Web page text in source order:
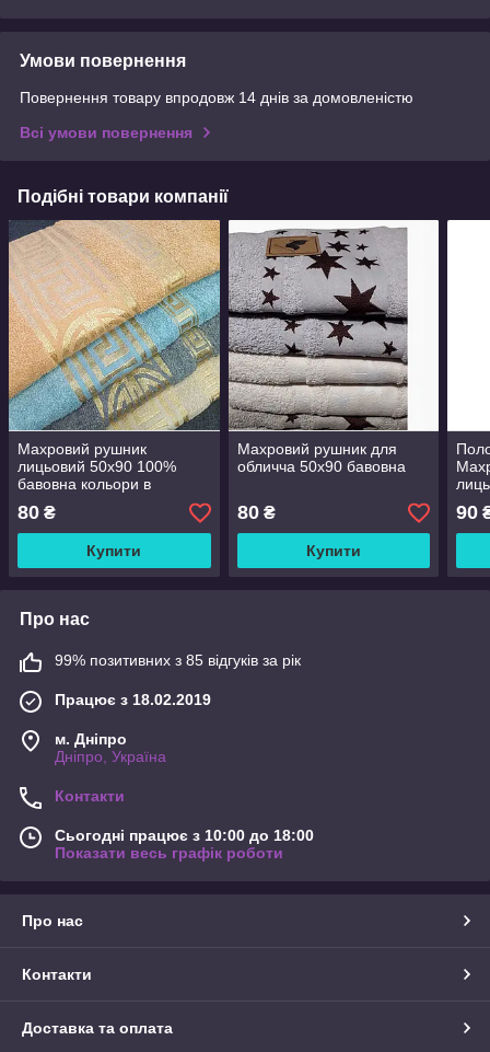
Умови повернення
Повернення товару впродовж 14 днів за домовленістю
Всі умови повернення
Подібні товари компанії
Махровий рушник
лицьовий 50х90 100%
бавовна кольори в
асортименті Рушники для
лиця махрові Лицьовий
рушник
80 ₴
Купити
Махровий рушник для
обличча 50х90 бавовна
80₴
Купити
90
Про нас
99% позитивних з 85 відгуків за рік
Працює з 18.02.2019
м. Дніпро
Дніпро, Україна
Контакти
Сьогодні працює з 10:00 до 18:00
Показати весь графік роботи
Про нас
Контакти
Доставка та оплата